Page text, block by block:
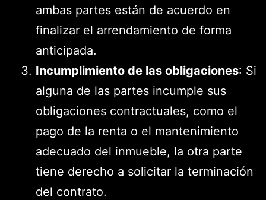
ambas partes están de acuerdo en
finalizar el arrendamiento de forma
anticipada.
Incumplimiento de las obligaciones: Si
alguna de las partes incumple sus
obligaciones contractuales, como el
pago de la renta o el mantenimiento
adecuado del inmueble, la otra parte
tiene derecho a solicitar la terminación
del contrato.